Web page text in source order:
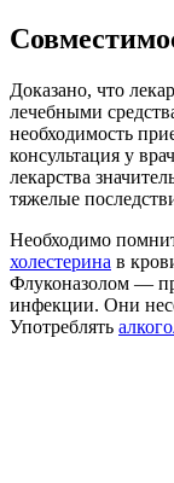
Доказано, что
лечебными
необходимость
консультация у
лекарства
тяжелые
Необходимо
холестерина в
Флуконазолом —
инфекции. Они
Употреблять